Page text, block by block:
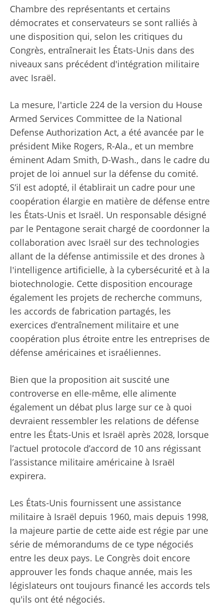
Chambre des représentants et certains
démocrates et conservateurs se sont ralliés à
une disposition qui, selon les critiques du
Congrès, entraînerait les États-Unis dans des
niveaux sans précédent d'intégration militaire
avec Israël.
La mesure, l'article 224 de la version du House
Armed Services Committee de la National
Defense Authorization Act, a été avancée par le
président Mike Rogers, R-Ala., et un membre
éminent Adam Smith, D-Wash., dans le cadre du
projet de loi annuel sur la défense du comité.
S’il est adopté, il établirait un cadre pour une
coopération élargie en matière de défense entre
les États-Unis et Israël. Un responsable désigné
par le Pentagone serait chargé de coordonner la
collaboration avec Israël sur des technologies
allant de la défense antimissile et des drones à
l'intelligence artificielle, à la cybersécurité et à la
biotechnologie. Cette disposition encourage
également les projets de recherche communs,
les accords de fabrication partagés, les
exercices d’entraînement militaire et une
coopération plus étroite entre les entreprises de
défense américaines et israéliennes.
Bien que la proposition ait suscité une
controverse en elle-même, elle alimente
également un débat plus large sur ce à quoi
devraient ressembler les relations de défense
entre les États-Unis et Israël après 2028, lorsque
l’actuel protocole d’accord de 10 ans régissant
l’assistance militaire américaine à Israël
expirera.
Les États-Unis fournissent une assistance
militaire à Israël depuis 1960, mais depuis 1998,
la majeure partie de cette aide est régie par une
série de mémorandums de ce type négociés
entre les deux pays. Le Congrès doit encore
approuver les fonds chaque année, mais les
législateurs ont toujours financé les accords tels
qu'ils ont été négociés.